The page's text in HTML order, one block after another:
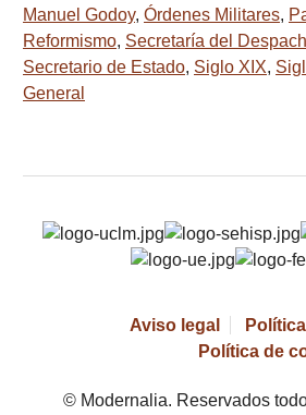
Manuel Godoy, Órdenes Militares,
Reformismo, Secretaría del
Secretario de Estado, Siglo XIX,
General
Aviso legal
Política de
© Modernalia. Reservados